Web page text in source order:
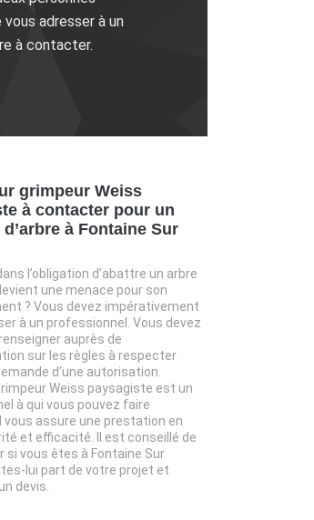
adresser à un
à contacter.
grimpeur Weiss
à contacter pour un
à Fontaine Sur
l’obligation d’abattre un arbre
une menace pour son
? Vous devez impérativement
à un professionnel. Vous devez
auprès de
sur les règles à respecter
d’une autorisation.
Weiss paysagiste est un
à qui vous pouvez faire
vous assure une prestation en
et efficacité. Il est conseillé de
si vous êtes à Fontaine Sur
lui part de votre projet et
devis.